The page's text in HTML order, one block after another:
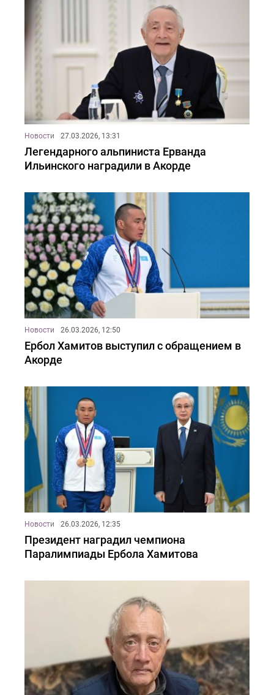
Новости 27.03.2026, 13:31
Легендарного альпиниста Ерванда
Ильинского наградили в Акорде
Новости 26.03.2026, 12:50
Ербол Хамитов выступил с обращением в
Акорде
Новости 26.03.2026, 12:35
Президент наградил чемпиона
Паралимпиады Ербола Хамитова